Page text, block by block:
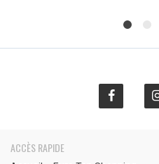
ACCÈS RAPIDE